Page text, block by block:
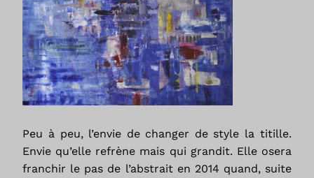
Peu à peu, l’envie de changer de style la titille.
Envie qu’elle refrène mais qui grandit. Elle osera
franchir le pas de l’abstrait en 2014 quand, suite